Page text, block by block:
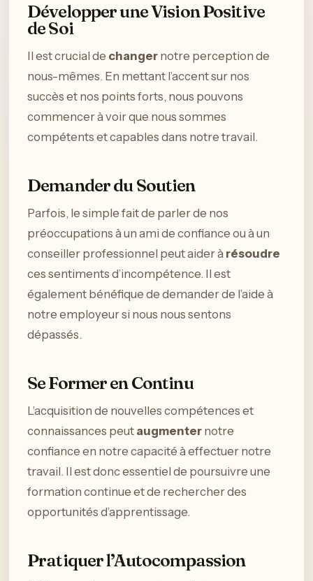
Développer une Vision Positive
de Soi
Il est crucial de changer notre perception de
nous-mêmes. En mettant l’accent sur nos
succès et nos points forts, nous pouvons
commencer à voir que nous sommes
compétents et capables dans notre travail.
Demander du Soutien
Parfois, le simple fait de parler de nos
préoccupations à un ami de confiance ou à un
conseiller professionnel peut aider à résoudre
ces sentiments d’incompétence. Il est
également bénéfique de demander de l’aide à
notre employeur si nous nous sentons
dépassés.
Se Former en Continu
L’acquisition de nouvelles compétences et
connaissances peut augmenter notre
confiance en notre capacité à effectuer notre
travail. Il est donc essentiel de poursuivre une
formation continue et de rechercher des
opportunités d’apprentissage.
Pratiquer l’Autocompassion